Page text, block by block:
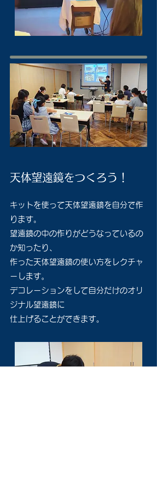
天体望遠鏡をつくろう！
キットを使って天体望遠鏡を自分で作
ります。
望遠鏡の中の作りがどうなっているの
か知ったり、
作った天体望遠鏡の使い方をレクチャ
ーします。
​デコレーションをして自分だけのオリ
ジナル望遠鏡に
仕上げることができます。